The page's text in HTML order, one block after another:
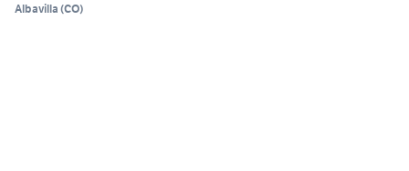
Albavilla (CO)